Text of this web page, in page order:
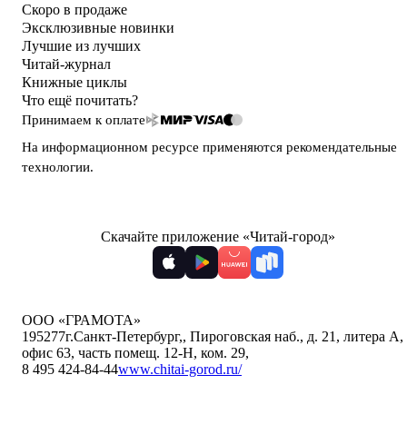
Скоро в продаже
Эксклюзивные новинки
Лучшие из лучших
Читай-журнал
Книжные циклы
Что ещё почитать?
Принимаем к оплате
На информационном ресурсе применяются рекомендательные
технологии.
Скачайте приложение «Читай-город»
ООО «ГРАМОТА»
195277г.Санкт-Петербург,, Пироговская наб., д. 21, литера А,
офис 63, часть помещ. 12-Н, ком. 29,
8 495 424-84-44www.chitai-gorod.ru/